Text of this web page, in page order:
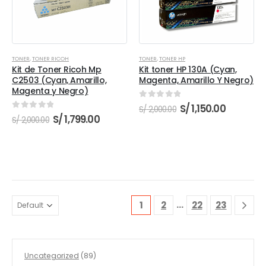
TONER,TONER RICOH
Kit de Toner Ricoh Mp
C2503 (Cyan, Amarillo,
Magenta y Negro)
out of 5
S/2,000.00 El
precio
S/1,799.00El
TONER,TONER HP
Kit toner HP 130A (Cyan,
Magenta, Amarillo Y Negro)
out of 5
S/2,000.00 El
precio
S/1,150.00El
1 2 … 22 23
Uncategorized 8989